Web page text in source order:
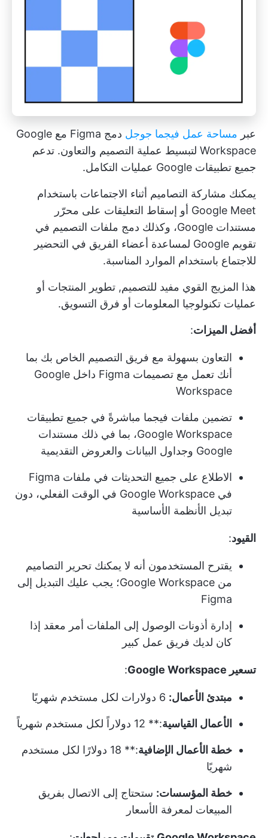
عبر مساحة عمل فيجما جوجل
دمج Figma مع Google
Workspace لتبسيط عملية التصميم والتعاون. تدعم
جميع تطبيقات Google عمليات التكامل.
يمكنك مشاركة التصاميم أثناء الاجتماعات باستخدام
Google Meet أو إسقاط التعليقات على محرّر
مستندات Google، وكذلك دمج ملفات التصميم في
تقويم Google لمساعدة أعضاء الفريق في التحضير
للاجتماع باستخدام الموارد المناسبة.
هذا المزيج القوي مفيد للتصميم, تطوير المنتجات أو
عمليات تكنولوجيا المعلومات أو فرق التسويق.
أفضل الميزات:
التعاون بسهولة مع فريق التصميم الخاص بك بما
أنك تعمل مع تصميمات Figma داخل Google
Workspace
تضمين ملفات فيجما مباشرةً في جميع تطبيقات
Google Workspace، بما في ذلك مستندات
Google وجداول البيانات والعروض التقديمية
الاطلاع على جميع التحديثات في ملفات Figma
في Google Workspace في الوقت الفعلي، دون
تبديل الأنظمة الأساسية
القيود:
يقترح المستخدمون أنه لا يمكنك تحرير التصاميم
من Google Workspace؛ يجب عليك التبديل إلى
Figma
إدارة أذونات الوصول إلى الملفات أمر معقد إذا
كان لديك فريق عمل كبير
تسعير Google Workspace :
مبتدئ الأعمال:
الأعمال القياسية:** 12 دولاراً لكل مستخدم شهرياً
خطة الأعمال الإضافية
:** 18 دولارًا لكل مستخدم
شهريًا
خطة المؤسسات: ستحتاج إلى الاتصال بفريق
المبيعات لمعرفة الأسعار